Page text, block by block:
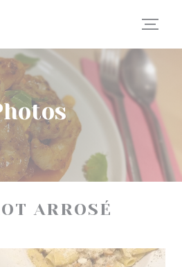
en matière de cookies
ARROSÉ